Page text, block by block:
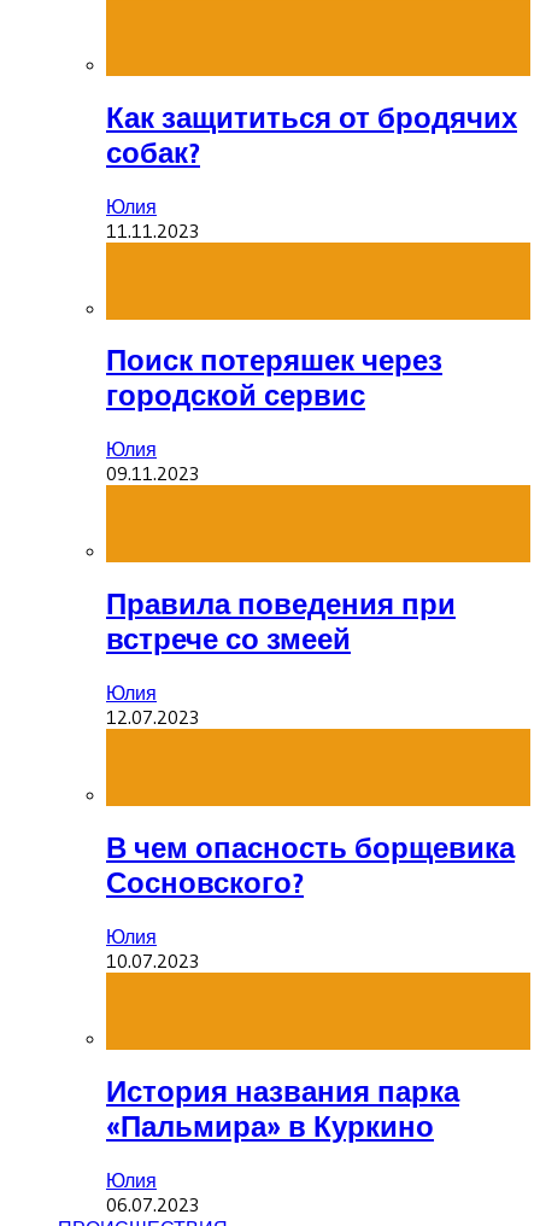
Как защититься от бродячих
собак?
Юлия
11.11.2023
Поиск потеряшек через
городской сервис
Юлия
09.11.2023
Правила поведения при
встрече со змеей
Юлия
12.07.2023
В чем опасность борщевика
Сосновского?
Юлия
10.07.2023
История названия парка
«Пальмира» в Куркино
Юлия
06.07.2023